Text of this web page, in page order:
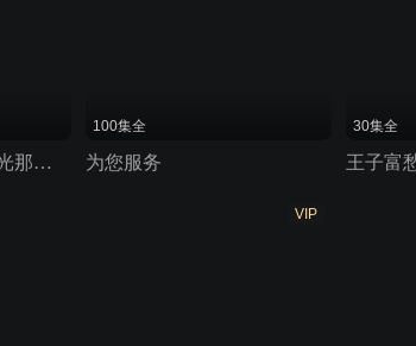
杨光的快乐生活之杨光那些事
100集全
为您服务
30集全
王子富
VIP